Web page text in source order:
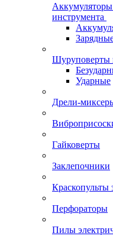
Аккумуляторы
инструмента
Шуруповерты
Ударные
Дрели-
Гайковерты
Заклепочники
Краскопульты
Перфораторы
Пилы